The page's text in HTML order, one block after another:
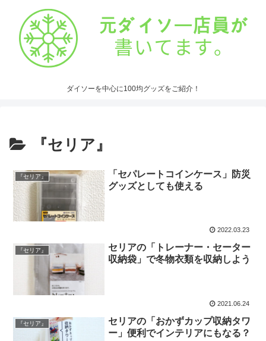
ダイソーを中心に100均グッズをご紹介！
『セリア』
『セリア』
「セパレートコインケース」防災
グッズとしても使える
2022.03.23
『セリア』
セリアの「トレーナー・セーター
収納袋」で冬物衣類を収納しよう
2021.06.24
『セリア』
セリアの「おかずカップ収納タワ
ー」便利でインテリアにもなる？